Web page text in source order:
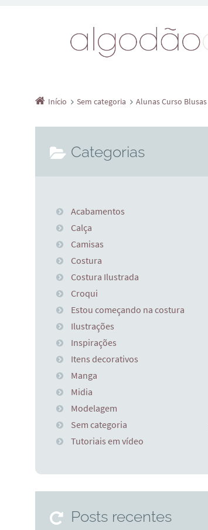
Início Sem categoria Alunas Curso Blusas
Categorias
Acabamentos
Calça
Camisas
Costura
Costura Ilustrada
Croqui
Estou começando na costura
Ilustrações
Inspirações
Itens decorativos
Manga
Midia
Modelagem
Sem categoria
Tutoriais em vídeo
Posts recentes